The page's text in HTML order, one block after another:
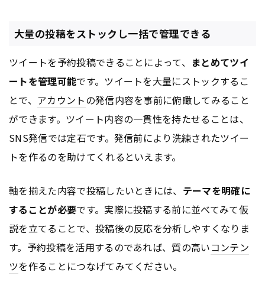
大量の投稿をストックし一括で管理できる
ツイートを予約投稿できることによって、 まとめてツイ
ートを管理可能です。ツイートを大量にストックするこ
とで、 アカウントの発信内容を事前に俯瞰してみること
ができます。ツイート内容の一貫性を持たせることは、
SNS発信では定石です。発信前により洗練されたツイー
トを作るのを助けてくれるといえます。
軸を揃えた内容で投稿したいときには、 テーマを明確に
することが必要です。実際に投稿する前に並べてみて仮
説を立てることで、投稿後の反応を分析しやすくなりま
す。予約投稿を活用するのであれば、質の高いコンテン
ツを作ることにつなげてみてください。